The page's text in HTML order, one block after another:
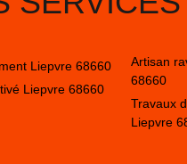
Liepvre 68660
Liepvre 68660
Artisan
68660
Travaux
Liepvre